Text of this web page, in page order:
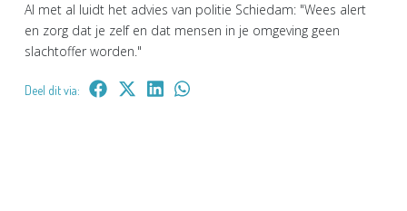
Al met al luidt het advies van politie Schiedam: "Wees alert
en zorg dat je zelf en dat mensen in je omgeving geen
slachtoffer worden."
Deel dit via: